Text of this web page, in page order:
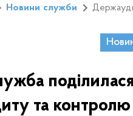
Новини служби
та